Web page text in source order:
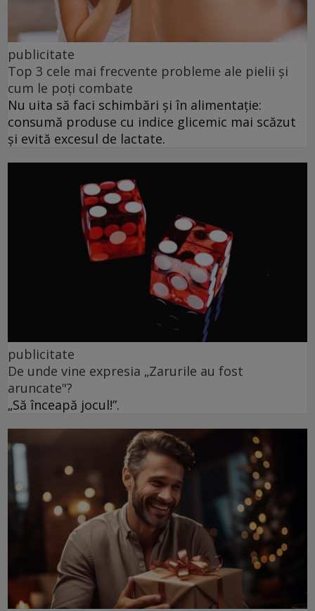
publicitate
Top 3 cele mai frecvente probleme ale pielii și
cum le poți combate
Nu uita să faci schimbări și în alimentație:
consumă produse cu indice glicemic mai scăzut
și evită excesul de lactate.
publicitate
De unde vine expresia „Zarurile au fost
aruncate"?
„Să înceapă jocul!”.